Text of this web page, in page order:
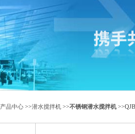
产品中心 >>潜水搅拌机 >>不锈钢潜水搅拌机